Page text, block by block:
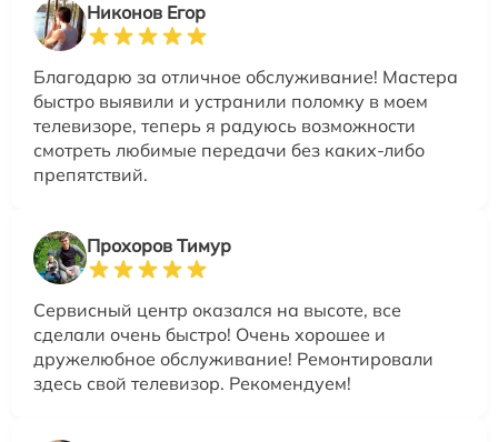
Никонов Егор
Благодарю за отличное обслуживание! Мастера
быстро выявили и устранили поломку в моем
телевизоре, теперь я радуюсь возможности
смотреть любимые передачи без каких-либо
препятствий.
Прохоров Тимур
Сервисный центр оказался на высоте, все
сделали очень быстро! Очень хорошее и
дружелюбное обслуживание! Ремонтировали
здесь свой телевизор. Рекомендуем!